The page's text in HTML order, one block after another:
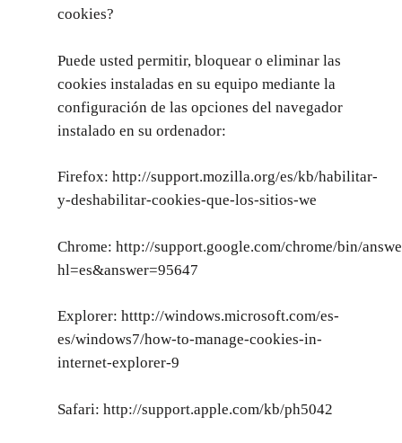
cookies?
Puede usted permitir, bloquear o eliminar las
cookies instaladas en su equipo mediante la
configuración de las opciones del navegador
instalado en su ordenador:
Firefox: http://support.mozilla.org/es/kb/habilitar-
y-deshabilitar-cookies-que-los-sitios-we
Chrome: http://support.google.com/chrome/bin/
hl=es&answer=95647
Explorer: htttp://windows.microsoft.com/es-
es/windows7/how-to-manage-cookies-in-
internet-explorer-9
Safari: http://support.apple.com/kb/ph5042